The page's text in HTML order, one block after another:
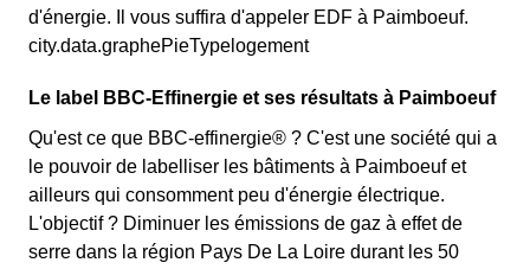
d'énergie. Il vous suffira d'appeler EDF à Paimboeuf.
city.data.graphePieTypelogement
Le label BBC-Effinergie et ses résultats à Paimboeuf
Qu'est ce que BBC-effinergie® ? C'est une société qui a
le pouvoir de labelliser les bâtiments à Paimboeuf et
ailleurs qui consomment peu d'énergie électrique.
L'objectif ? Diminuer les émissions de gaz à effet de
serre dans la région Pays De La Loire durant les 50